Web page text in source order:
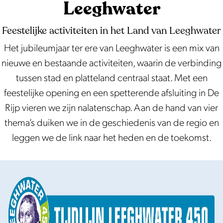
i
t
e
innovator en iemand die de strijd aanging met
de elementen. Bewonderd en geprezen, maar
ook bekritiseerd en met argwaan bekeken. 450
jaar na zijn geboorte blijft zijn nalatenschap
voortleven in het landschap en de geschiedenis
van Nederland.
n
L
e
g
h
w
Leeghwater
Feestelijke activiteiten in het Land van Leeghwater
Het jubileumjaar ter ere van Leeghwater is een mix van
nieuwe en bestaande activiteiten, waarin de verbinding
tussen stad en platteland centraal staat. Met een
feestelijke opening en een spetterende afsluiting in De
Rijp vieren we zijn nalatenschap. Aan de hand van vier
thema’s duiken we in de geschiedenis van de regio en
leggen we de link naar het heden en de toekomst.